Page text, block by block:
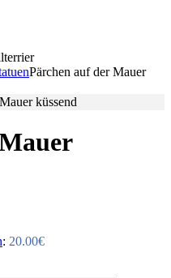
Pärchen auf der Mauer
: 20.00€